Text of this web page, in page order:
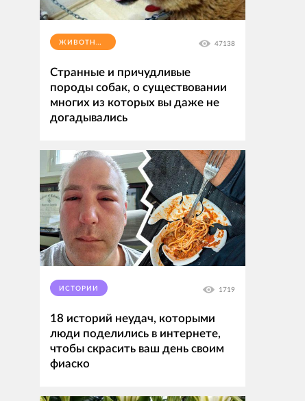
ЖИВОТНЫЕ 47138
Странные и причудливые
породы собак, о существовании
многих из которых вы даже не
догадывались
ИСТОРИИ 1719
18 историй неудач, которыми
люди поделились в интернете,
чтобы скрасить ваш день своим
фиаско